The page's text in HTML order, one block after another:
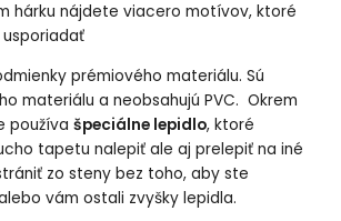
hárku nájdete viacero motívov, ktoré
prémiového materiálu. Sú
materiálu a neobsahujú PVC. Okrem
používašpeciálne lepidlo, ktoré
tapetu nalepiť ale aj prelepiť na iné
zo steny bez toho, aby ste
vám ostali zvyšky lepidla.